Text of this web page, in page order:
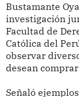
Bustamante
investigación
Facultad de
Católica del
observar
desean
Señaló